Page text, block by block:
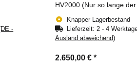
-
HV2000 (Nur so lange
reicht!)
Knapper Lagerbestand
Lieferzeit: 2 - 4
Ausland abweichend)
2.650,00 € *